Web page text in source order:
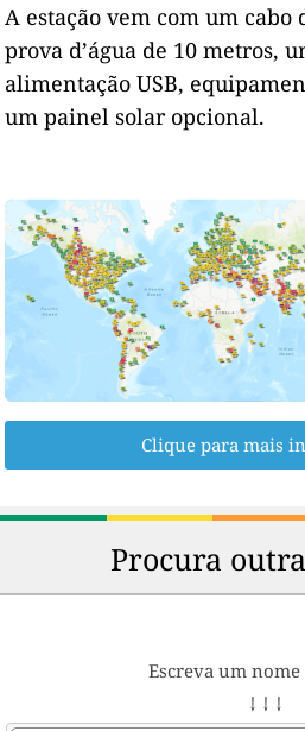
A estação vem com um cabo
prova d’água de 10 metros,
alimentação USB,
um painel solar opcional.
Clique para mais
Procura
Escreva um nome
↓ ↓ ↓